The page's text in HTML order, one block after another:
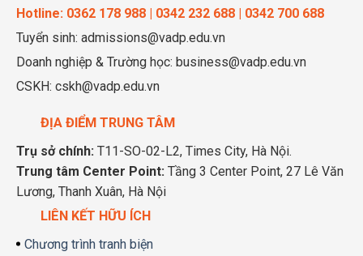
Hotline: 0362 178 988 | 0342 232 688 | 0342 700 688
Tuyển sinh: admissions@vadp.edu.vn
Doanh nghiệp & Trường học: business@vadp.edu.vn
CSKH: cskh@vadp.edu.vn
ĐỊA ĐIỂM TRUNG TÂM
Trụ sở chính: T11-SO-02-L2, Times City, Hà Nội.
Trung tâm Center Point: Tầng 3 Center Point, 27 Lê Văn
Lương, Thanh Xuân, Hà Nội
LIÊN KẾT HỮU ÍCH
Chương trình tranh biện